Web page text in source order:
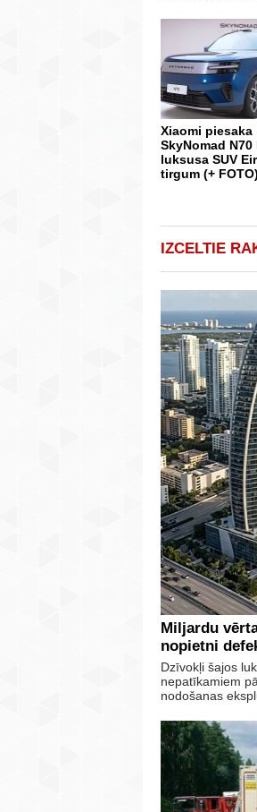
Xiaomi piesaka
SkyNomad N70
luksusa SUV
tirgum (+ FOTO)
IZCELTIE
Miljardu
nopietni
Dzīvokļi šajos
nepatīkamiem
nodošanas